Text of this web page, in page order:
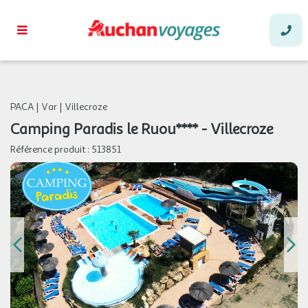
PACA | Var | Villecroze
Camping Paradis le Ruou**** - Villecroze
Référence produit : 513851